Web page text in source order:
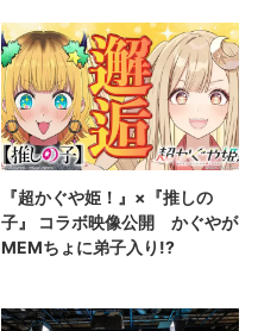
『超かぐや姫！』×『推しの
子』 コラボ映像公開 かぐやが
MEMちょに弟子入り!?